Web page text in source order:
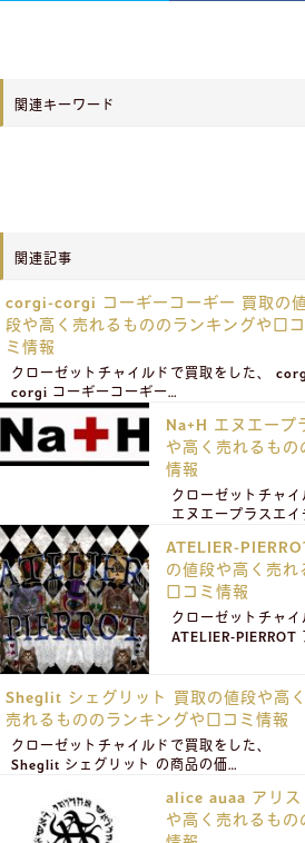
関連キーワード
関連記事
corgi-corgi コーギーコーギー 買取の
段や高く売れるもののランキングや口コ
ミ情報
クローゼットチャイルドで買取をした、
corgi コーギーコーギー…
Na+H エヌエープ
や高く売れるもの
情報
クローゼットチャ
エヌエープラスエ
ATELIER-
の値段や高く売れ
口コミ情報
クローゼットチャイ
ATELIER-PIERROT
Sheglit シェグリット 買取の値段や高く
売れるもののランキングや口コミ情報
クローゼットチャイルドで買取をした、
Sheglit シェグリット の商品の価…
alice auaa アリ
や高く売れるもの